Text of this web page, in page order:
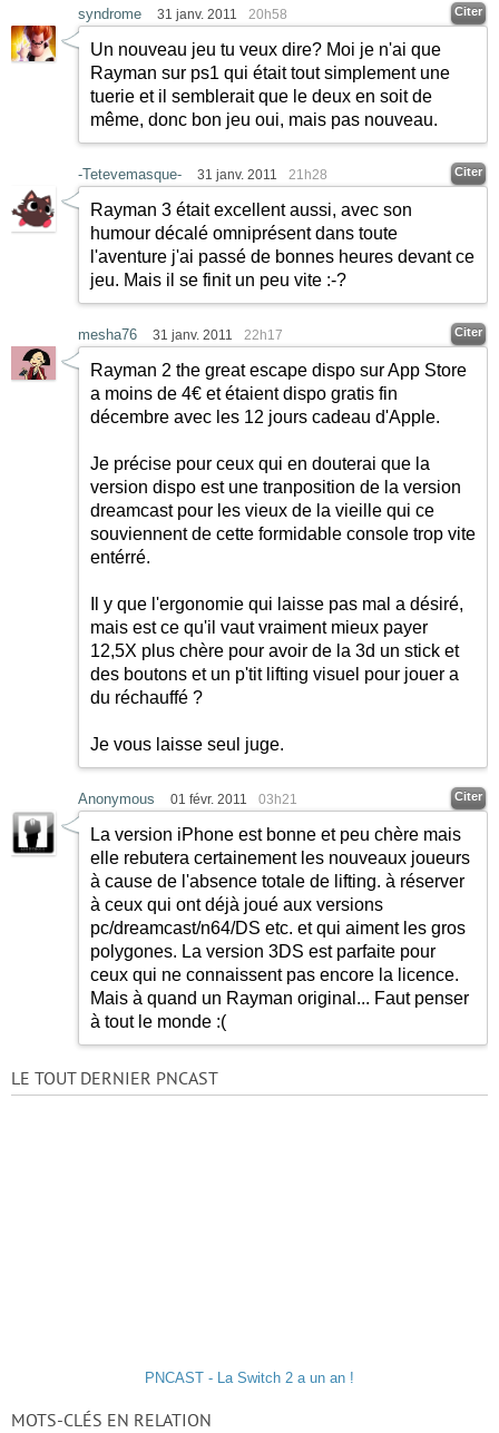
syndrome 31 janv. 2011 20h58 Citer
Un nouveau jeu tu veux dire? Moi je n'ai que
Rayman sur ps1 qui était tout simplement une
tuerie et il semblerait que le deux en soit de
même, donc bon jeu oui, mais pas nouveau.
-Tetevemasque- 31 janv. 2011 21h28 Citer
Rayman 3 était excellent aussi, avec son
humour décalé omniprésent dans toute
l'aventure j'ai passé de bonnes heures devant ce
jeu. Mais il se finit un peu vite :-?
mesha76 31 janv. 2011 22h17 Citer
Rayman 2 the great escape dispo sur App Store
a moins de 4€ et étaient dispo gratis fin
décembre avec les 12 jours cadeau d'Apple.
Je précise pour ceux qui en douterai que la
version dispo est une tranposition de la version
dreamcast pour les vieux de la vieille qui ce
souviennent de cette formidable console trop vite
entérré.
Il y que l'ergonomie qui laisse pas mal a désiré,
mais est ce qu'il vaut vraiment mieux payer
12,5X plus chère pour avoir de la 3d un stick et
des boutons et un p'tit lifting visuel pour jouer a
du réchauffé ?
Je vous laisse seul juge.
Anonymous 01 févr. 2011 03h21 Citer
La version iPhone est bonne et peu chère mais
elle rebutera certainement les nouveaux joueurs
à cause de l'absence totale de lifting. à réserver
à ceux qui ont déjà joué aux versions
pc/dreamcast/n64/DS etc. et qui aiment les gros
polygones. La version 3DS est parfaite pour
ceux qui ne connaissent pas encore la licence.
Mais à quand un Rayman original... Faut penser
à tout le monde :(
LE TOUT DERNIER PNCAST
PNCAST - La Switch 2 a un an !
MOTS-CLÉS EN RELATION